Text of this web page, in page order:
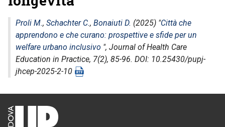
Proli M., Schachter C., Bonaiuti D. (2025) "Città che
apprendono e che curano: prospettive e sfide per un
welfare urbano inclusivo ", Journal of Health Care
Education in Practice, 7(2), 85-96. DOI: 10.25430/pupj-
jhcep-2025-2-10